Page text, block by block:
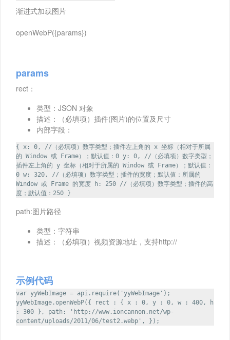
渐进式加载图片
openWebP({params})
params
rect：
类型：JSON 对象
描述：（必填项）插件(图片)的位置及尺寸
内部字段：
{ x: 0, //（必填项）数字类型；插件左上角的 x 坐标（相对于所属
的 Window 或 Frame）；默认值：0 y: 0, //（必填项）数字类型；
插件左上角的 y 坐标（相对于所属的 Window 或 Frame）；默认值：
0 w: 320, //（必填项）数字类型；插件的宽度；默认值：所属的
Window 或 Frame 的宽度 h: 250 //（必填项）数字类型；插件的高
度；默认值：250 }
path:图片路径
类型：字符串
描述：（必填项）视频资源地址，支持http://
示例代码
var yyWebImage = api.require('yyWebImage');
yyWebImage.openWebP({ rect : { x : 0, y : 0, w : 400, h
: 300 }, path: 'http://www.ioncannon.net/wp-
content/uploads/2011/06/test2.webp', });